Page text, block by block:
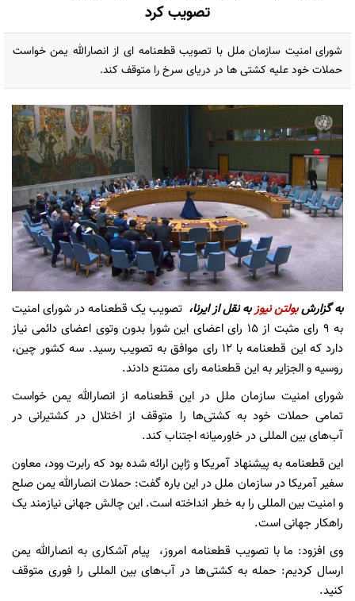
تصویب کرد
شورای امنیت سازمان ملل با تصویب قطعنامه ای از انصارالله یمن خواست
حملات خود علیه کشتی ها در دریای سرخ را متوقف کند.
به گزارشبولتن نیوزبه نقل از ایرنا، تصویب یک قطعنامه در شورای امنیت
به ۹ رای مثبت از ۱۵ رای اعضای این شورا بدون وتوی اعضای دائمی نیاز
دارد که این قطعنامه با ۱۲ رای موافق به تصویب رسید. سه کشور چین،
روسیه و الجزایر به این قطعنامه رای ممتنع دادند.
شورای امنیت سازمان ملل در این قطعنامه از انصارالله یمن خواست
تمامی حملات خود به کشتی‌ها را متوقف از اختلال در کشتیرانی در
آب‌های بین المللی در خاورمیانه اجتناب کند.
این قطعنامه به پیشنهاد آمریکا و ژاپن ارائه شده بود که رابرت وود، معاون
سفیر آمریکا در سازمان ملل در این باره گفت: حملات انصارالله یمن صلح
و امنیت بین المللی را به خطر انداخته است. این چالش جهانی نیازمند یک
راهکار جهانی است.
وی افزود: ما با تصویب قطعنامه امروز، پیام آشکاری به انصارالله یمن
ارسال کردیم: حمله به کشتی‌ها در آب‌های بین المللی را فوری متوقف
کنید.